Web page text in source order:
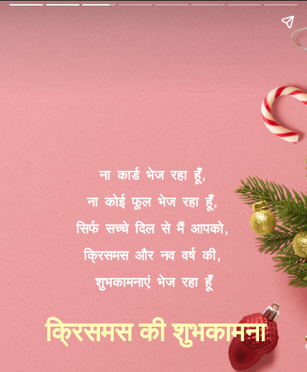
ना कार्ड भेज रहा हूँ,
ना कोई फूल भेज रहा हूँ,
सिर्फ सच्चे दिल से मैं आपको,
क्रिसमस और नव वर्ष की,
शुभकामनाएं भेज रहा हूँ
क्रिसमस की शुभकामना